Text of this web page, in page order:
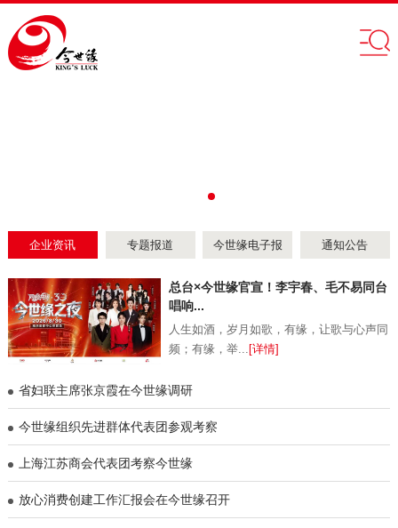
企业资讯 专题报道 今世缘电子报 通知公告
总台×今世缘官宣！李宇春、毛不易同台
唱响...
人生如酒，岁月如歌，有缘，让歌与心声同
频；有缘，举... [详情]
省妇联主席张京霞在今世缘调研
今世缘组织先进群体代表团参观考察
上海江苏商会代表团考察今世缘
放心消费创建工作汇报会在今世缘召开